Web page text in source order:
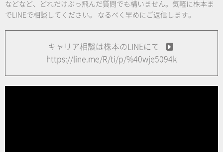
などなど、どれだけぶっ飛んだ質問でも構いません。気軽に株本ま
でLINEで相談してください。
なるべく早めにご返信します。
キャリア相談は株本のLINEにて
https://line.me/R/ti/p/%40wje5094k